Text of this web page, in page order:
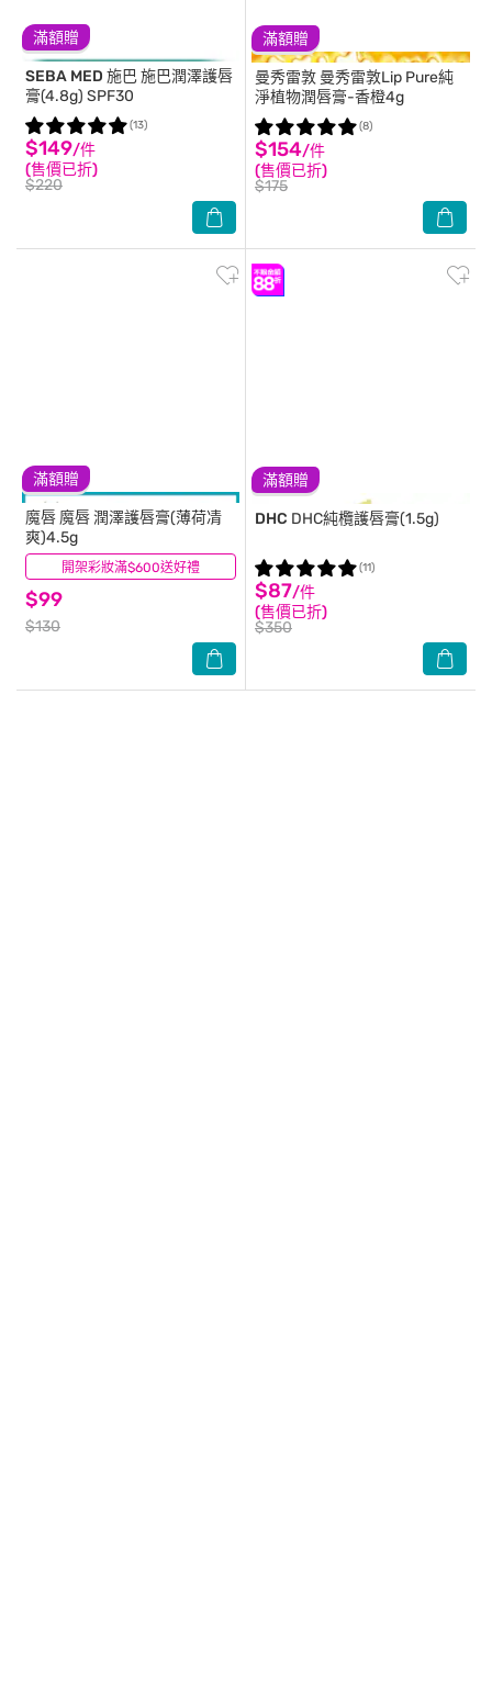
滿額贈
SEBA MED 施巴施巴潤澤護唇
膏(4.8g) SPF30
$149/件
(售價已折)
$220
(13)
滿額贈
曼秀雷敦 曼秀雷敦Lip Pure純
淨植物潤唇膏-香橙4g
$154/件
(售價已折)
$175
(8)
滿額贈
開架彩妝滿$600送好禮
魔唇 魔唇 潤澤護唇膏(薄荷凊
爽)4.5g
$99
$130
(7)
滿額贈
DHC DHC純欖護唇膏(1.5g)
$87/件
(售價已折)
$350
(11)